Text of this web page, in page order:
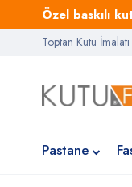
Özel baskılı
Toptan Kutu İmalatı
Pastane